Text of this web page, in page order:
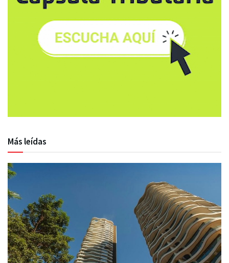
Más leídas